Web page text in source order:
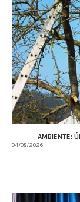
AMBIENTE:
04/08/2026